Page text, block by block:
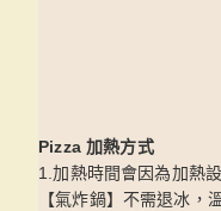
Pizza 加熱方式
1.加熱時間會因為加熱
【氣炸鍋】不需退冰，